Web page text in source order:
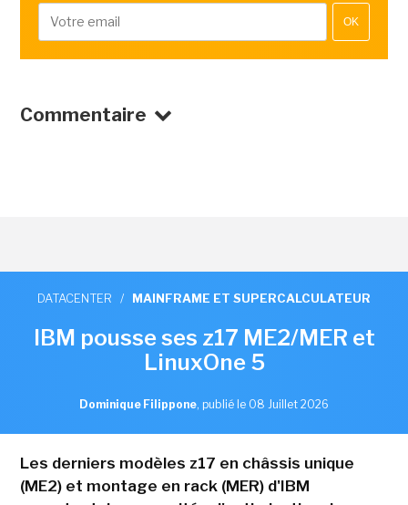
OK
Commentaire
DATACENTER / MAINFRAME ET SUPERCALCULATEUR
IBM pousse ses z17 ME2/MER et
LinuxOne 5
Dominique Filippone, publié le 08 Juillet 2026
Les derniers modèles z17 en châssis unique
(ME2) et montage en rack (MER) d'IBM